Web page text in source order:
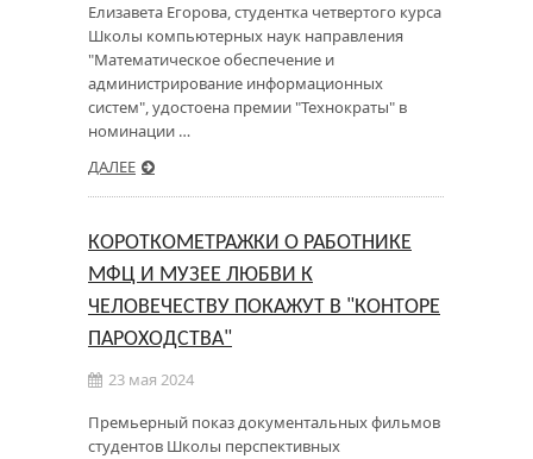
Елизавета Егорова, студентка четвертого курса
Школы компьютерных наук направления
"Математическое обеспечение и
администрирование информационных
систем", удостоена премии "Технократы" в
номинации …
ДАЛЕЕ
КОРОТКОМЕТРАЖКИ О РАБОТНИКЕ
МФЦ И МУЗЕЕ ЛЮБВИ К
ЧЕЛОВЕЧЕСТВУ ПОКАЖУТ В "КОНТОРЕ
ПАРОХОДСТВА"
23 мая 2024
Премьерный показ документальных фильмов
студентов Школы перспективных